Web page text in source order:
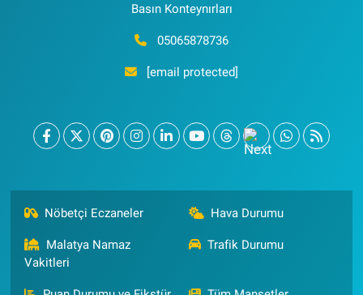
Basın Konteynırları
05065878736
[email protected]
Nöbetçi Eczaneler Hava Durumu
Malatya Namaz
Vakitleri
Trafik Durumu